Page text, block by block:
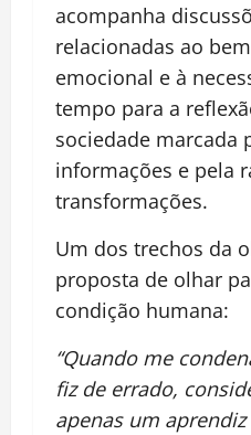
acompanha
relacionadas ao
emocional e à
tempo para a
sociedade marcada
informações e pela
transformações.
Um dos trechos da
proposta de olhar
condição humana:
“Quando me
fiz de errado,
apenas um